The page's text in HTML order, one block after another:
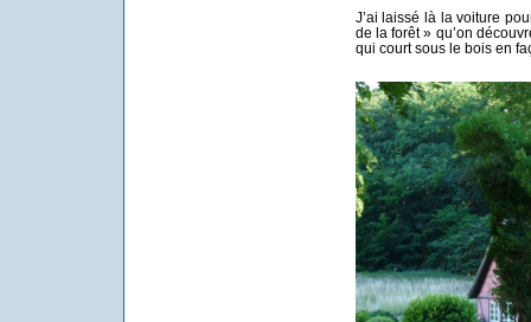
J’ai laissé là la voiture
de la forêt » qu’on
qui court sous le bois en